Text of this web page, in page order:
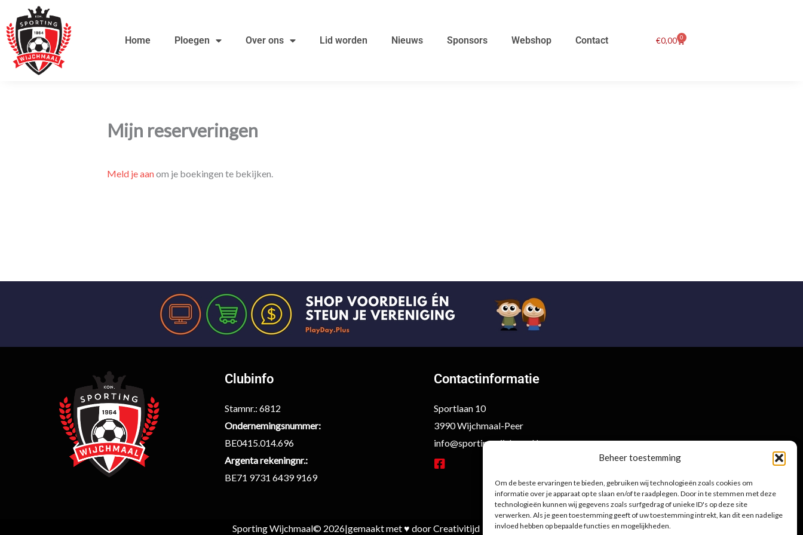
Beheer toestemming
Om de beste ervaringen te bieden, gebruiken wij technologieën zoals cookies om
informatie over je apparaat op te slaan en/of te raadplegen. Door in te stemmen met deze
technologieën kunnen wij gegevens zoals surfgedrag of unieke ID's op deze site
verwerken. Als je geen toestemming geeft of uw toestemming intrekt, kan dit een nadelige
invloed hebben op bepaalde functies en mogelijkheden.
inhoud
naar
de
inhoud
Home Ploegen Over ons Lid worden Nieuws Sponsors Webshop Contact €0,00 0
Winkelwagen
Mijn reserveringen
Meld je aanom je boekingen te bekijken.
Clubinfo
Stamnr.: 6812
Ondernemingsnummer:
BE0415.014.696
Argenta rekeningnr.:
BE71 9731 6439 9169
Contactinformatie
Sportlaan 10
3990 Wijchmaal-Peer
info@sportingwijchmaal.be
b
Sporting Wijchmaal© 2026|gemaakt met ♥ door Creativitijd Privacybeleid